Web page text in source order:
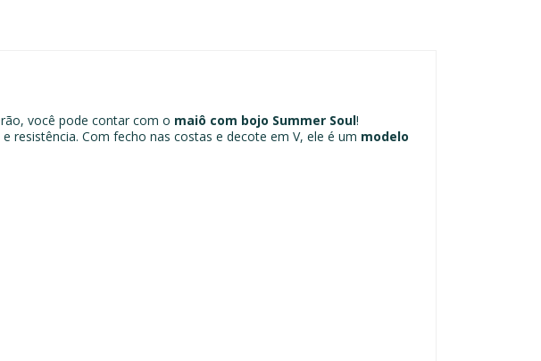
você pode contar com o maiô com bojo Summer Soul!
resistência. Com fecho nas costas e decote em V, ele é um modelo